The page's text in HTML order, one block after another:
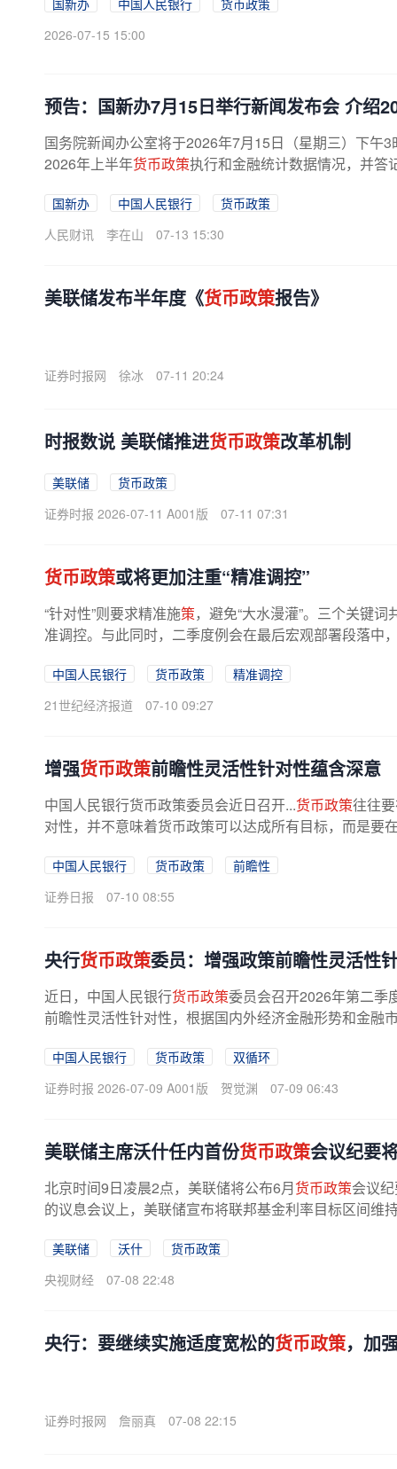
国新办 中国人民银行
货币政策
2026-07-15 15:00
预告：国新办7月15日举行新闻发布会 介绍
国务院新闻办公室将于2026年7月15日（星期三）下午
2026年上半年货币政策执行和金融统计数据情况，并答
国新办 中国人民银行
货币政策
人民财讯
李在山 07-13 15:30
美联储发布半年度《货币政策报告》
证券时报网 徐冰 07-11 20:24
时报数说 美联储推进货币政策改革机制
美联储
货币政策
证券时报 2026-07-11 A001版
07-11 07:31
货币政策或将更加注重“精准调控”
“针对性”则要求精准施策，避免“大水漫灌”。三个关键
准调控。与此同时，二季度例会在最后宏观部署段落中
中国人民银行 货币政策
精准调控
21世纪经济报道
07-10 09:27
增强货币政策前瞻性灵活性针对性蕴含深意
中国人民银行货币政策委员会近日召开...货币政策往往
对性，并不意味着货币政策可以达成所有目标，而是要
中国人民银行 货币政策
前瞻性
证券日报
07-10 08:55
央行货币政策委员：增强政策前瞻性灵活性
近日，中国人民银行货币政策委员会召开2026年第二季
前瞻性灵活性针对性，根据国内外经济金融形势和金融
中国人民银行 货币政策
双循环
证券时报 2026-07-09 A001版
贺觉渊 07-09 06:43
​美联储主席沃什任内首份货币政策会议纪要
北京时间9日凌晨2点，美联储将公布6月货币政策会议
的议息会议上，美联储宣布将联邦基金利率目标区间维
美联储 沃什
货币政策
央视财经
07-08 22:48
央行：要继续实施适度宽松的货币政策，加
证券时报网 詹丽真 07-08 22:15